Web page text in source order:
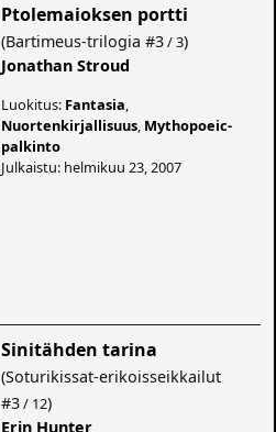
Ptolemaioksen portti
(Bartimeus-trilogia #3/ 3)
Jonathan Stroud
Luokitus: Fantasia
Nuortenkirjallisuus Mythopoeic-
palkinto
Julkaistu: helmikuu 23, 2007
Sinitähden tarina
(Soturikissat-erikoisseikkailut
#3/ 12)
Erin Hunter